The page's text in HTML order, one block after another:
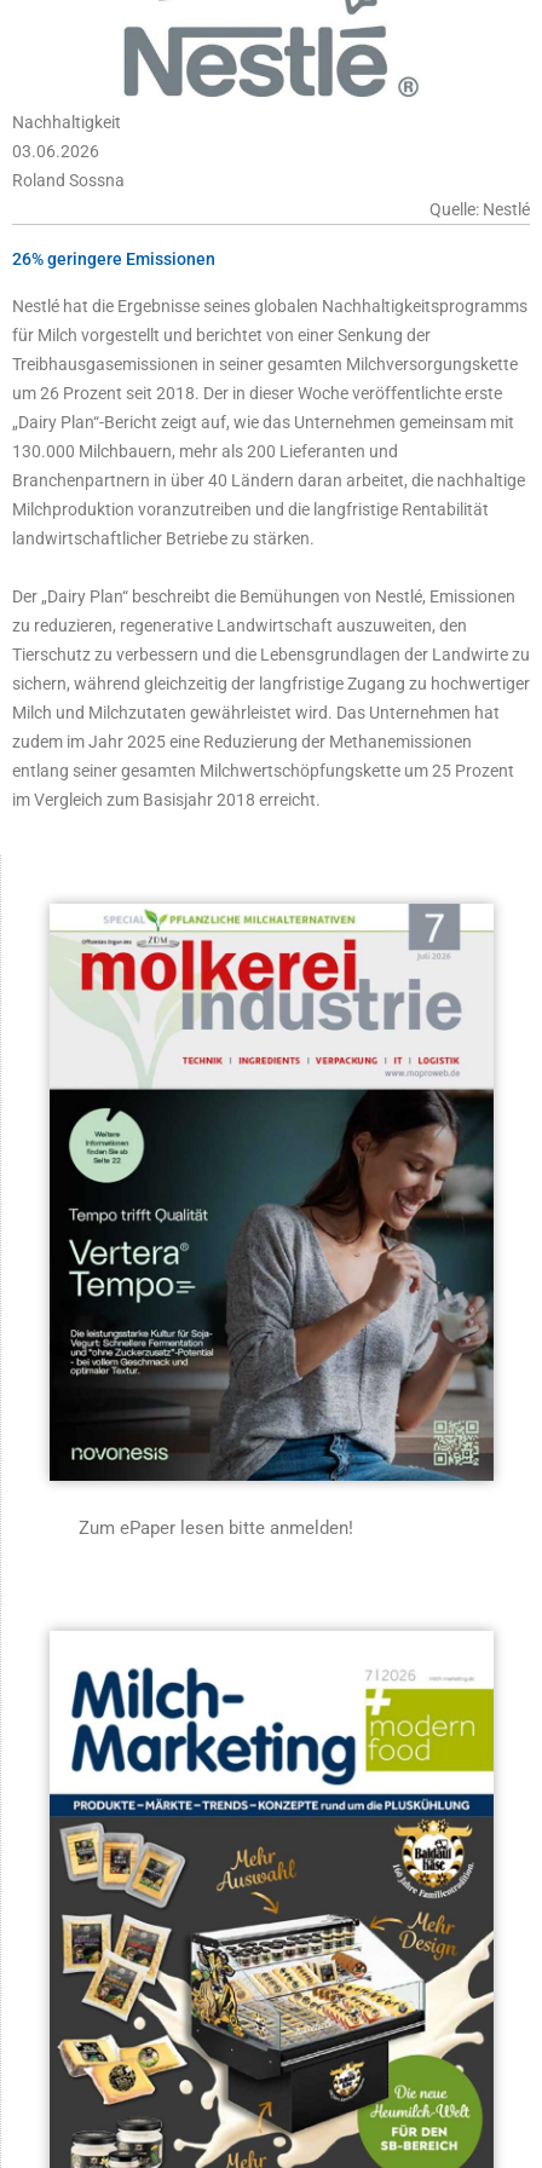
Nachhaltigkeit
03.06.2026
Roland Sossna
Quelle: Nestlé
26% geringere Emissionen
Nestlé hat die Ergebnisse seines globalen Nachhaltigkeitsprogramms
für Milch vorgestellt und berichtet von einer Senkung der
Treibhausgasemissionen in seiner gesamten Milchversorgungskette
um 26 Prozent seit 2018. Der in dieser Woche veröffentlichte erste
„Dairy Plan“-Bericht zeigt auf, wie das Unternehmen gemeinsam mit
130.000 Milchbauern, mehr als 200 Lieferanten und
Branchenpartnern in über 40 Ländern daran arbeitet, die nachhaltige
Milchproduktion voranzutreiben und die langfristige Rentabilität
landwirtschaftlicher Betriebe zu stärken.
Der „Dairy Plan“ beschreibt die Bemühungen von Nestlé, Emissionen
zu reduzieren, regenerative Landwirtschaft auszuweiten, den
Tierschutz zu verbessern und die Lebensgrundlagen der Landwirte zu
sichern, während gleichzeitig der langfristige Zugang zu hochwertiger
Milch und Milchzutaten gewährleistet wird. Das Unternehmen hat
zudem im Jahr 2025 eine Reduzierung der Methanemissionen
entlang seiner gesamten Milchwertschöpfungskette um 25 Prozent
im Vergleich zum Basisjahr 2018 erreicht.
Zum ePaper lesen bitte anmelden!